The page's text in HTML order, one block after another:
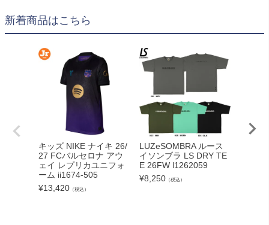
新着商品はこちら
キッズ NIKE ナイキ 26/
27 FCバルセロナ アウ
ェイ レプリカユニフォ
ーム ii1674-505
¥13,420 （税込）
LUZeSOMBRA ルース
イソンブラ LS DRY TE
E 26FW l1262059
¥8,250 （税込）